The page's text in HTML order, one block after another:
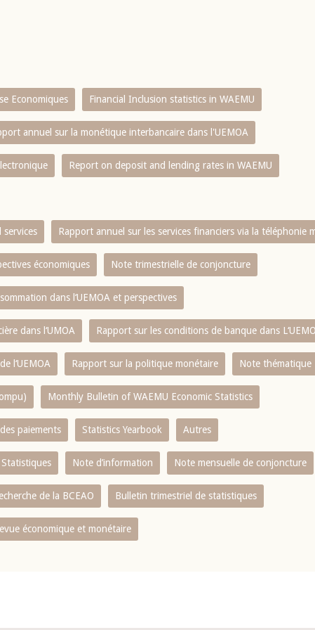
Economiques Financial Inclusion statistics in WAEMU
annuel sur la monétique interbancaire dans l'UEMOA
Report on deposit and lending rates in WAEMU
Rapport annuel sur les services financiers via la téléphonie
économiques Note trimestrielle de conjoncture
dans l‘UEMOA et perspectives
dans l‘UMOA Rapport sur les conditions de banque dans
l‘UEMOA Rapport sur la politique monétaire Note thématique
Monthly Bulletin of WAEMU Economic Statistics
paiements Statistics Yearbook Autres
Note d’information Note mensuelle de conjoncture
de la BCEAO Bulletin trimestriel de statistiques
économique et monétaire